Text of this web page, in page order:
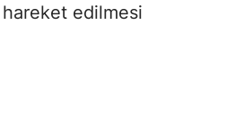
edilmesi